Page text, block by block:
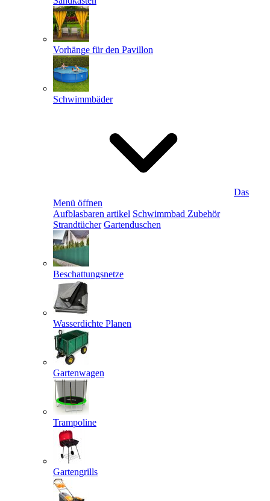
Vorhänge für den Pavillon
Schwimmbäder
Das
Menü öffnen
Aufblasbaren artikel Schwimmbad Zubehör
Strandtücher Gartenduschen
Beschattungsnetze
Wasserdichte Planen
Gartenwagen
Trampoline
Gartengrills